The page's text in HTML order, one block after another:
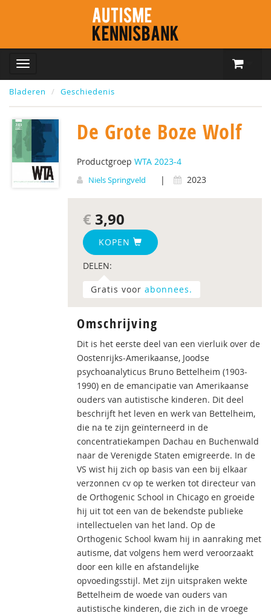
Bladeren Geschiedenis
De Grote Boze Wolf
Productgroep WTA 2023-4
Niels Springveld | 2023
€ 3,90
KOPEN
DELEN:
Gratis voor abonnees.
Omschrijving
Dit is het eerste deel van een vierluik over de
Oostenrijks-Amerikaanse, Joodse
psychoanalyticus Bruno Bettelheim (1903-
1990) en de emancipatie van Amerikaanse
ouders van autistische kinderen. Dit deel
beschrijft het leven en werk van Bettelheim,
die na te zijn geïnterneerd in de
concentratiekampen Dachau en Buchenwald
naar de Verenigde Staten emigreerde. In de
VS wist hij zich op basis van een bij elkaar
verzonnen cv op te werken tot directeur van
de Orthogenic School in Chicago en groeide
hij uit tot een van de bekendste publieke
intellectuelen van het land. Op de
Orthogenic School kwam hij in aanraking met
autisme, dat volgens hem werd veroorzaakt
door een kille en afstandelijke
opvoedingsstijl. Met zijn uitspraken wekte
Bettelheim de woede van ouders van
autistische kinderen, die zich in de vroege